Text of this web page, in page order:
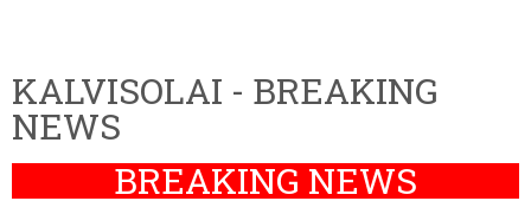
KALVISOLAI - BREAKING
NEWS
BREAKING NEWS